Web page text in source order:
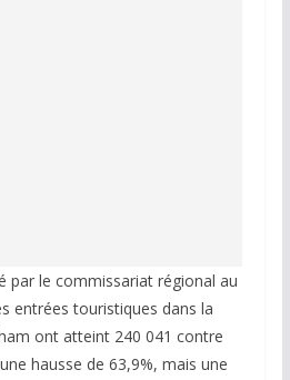
par le commissariat régional au
entrées touristiques dans la
ont atteint 240 041 contre
hausse de 63,9%, mais une